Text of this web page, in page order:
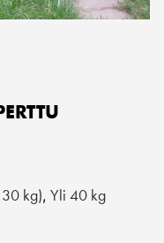
30 kg), Yli 40 kg